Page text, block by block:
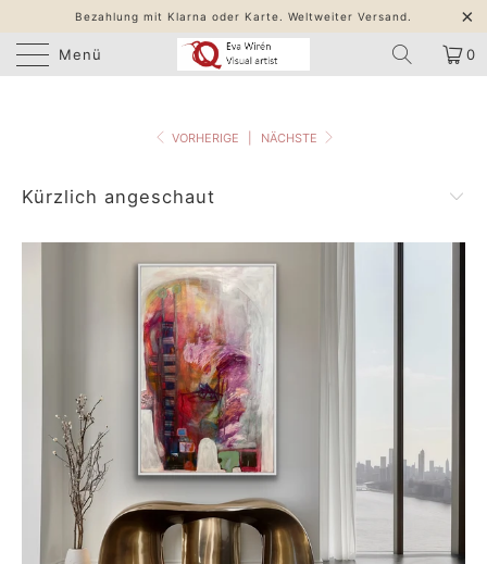
Bezahlung mit Klarna oder Karte. Weltweiter Versand.
Menü 0
VORHERIGE NÄCHSTE
Kürzlich angeschaut